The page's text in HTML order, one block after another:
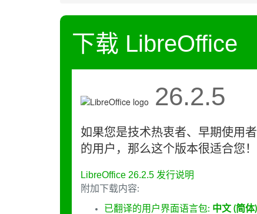
下载 LibreOffice
26.2.5
如果您是技术热衷者、早期使用
的用户，那么这个版本很适合您！
LibreOffice 26.2.5 发行说明
附加下载内容:
已翻译的用户界面语言包: 中文 (简体)